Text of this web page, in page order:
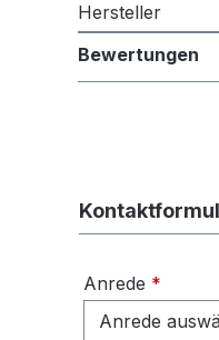
Hersteller
Bewertungen
Anrede *